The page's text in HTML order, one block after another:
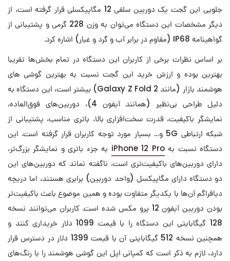
جلویی این گجت یک دوربین سلفی 12 مگاپیکسلی قرار گرفته است، از
دیگر مشخصات این دستگاه می‌توان به وزن 228 گرمی و پشتیبانی از
گواهینامه IP68 (مقاوم در برابر آب و گرد و غبار) اشاره کرد.
بر اساس نظرات برخی از کاربران این دستگاه در تمام بخش‌ها تقریبا
بهترین بوده و ارزش خرید این گجت نسبت به بهترین گوشی ‌های
هوشمند بازار (مانند Galaxy Z Fold 2) بیشتر است، این دستگاه به
دلیل طراحی بی‌نظیر (همانند آیفون 4)، دوربین‌های فوق‌العاده،
نمایشگر باکیفیت، قدرت سخت‌افزاری بالا، باتری مناسب، پشتیبانی از
شبکه ارتباطی 5G و… بسیار مورد توجه کاربران قرار گرفته است. این
دستگاه نسبت بهiPhone 12 Pro به جزء باتری و نمایشگر بزرگ‌تر،
دارای دوربین‌های باکیفیت‌تری است، ناگفته نماند که دوربین‌های این
دو دستگاه دارای مگاپیکسل (واحد دوربین) برابری هستند، اما دریچه
دیافراگم آن‌ها با یکدیگر متفاوت بوده و همین موضوع باعث باکیفیت‌تر
بودن دوربین آیفون 12 پرو مکس شده است. کاربران می‌توانند نسخه
128 گیگابایتی این دستگاه را با قیمت 1099 دلار خریداری کنند و
همچنین نسخه 512 گیگابایتی آن با قیمت 1399 دلار در دسترس قرار
دارد، لازم به ذکر است که کمپانی اپل این گوشی هوشمند را با رنگ‌های